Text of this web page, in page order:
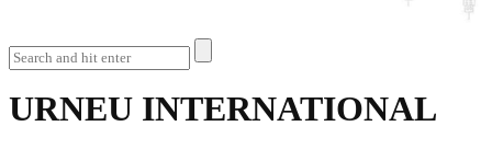
URNEU INTERNATIONAL